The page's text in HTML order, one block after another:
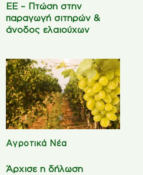
ΕΕ – Πτώση στην
παραγωγή σιτηρών &
άνοδος ελαιούχων
Αγροτικά Νέα
Άρχισε η δήλωση